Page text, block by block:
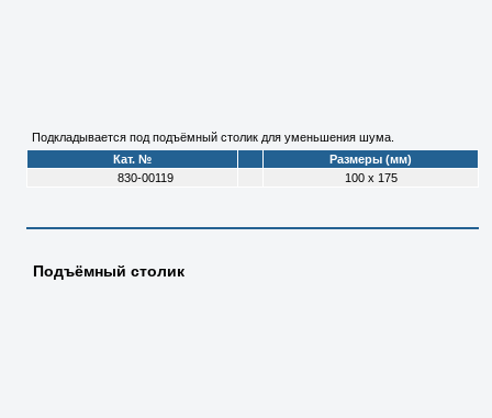
Подкладывается под подъёмный столик для уменьшения шума.
Кат. №
Размеры (мм)
830-00119
100 х 175
Подъёмный столик